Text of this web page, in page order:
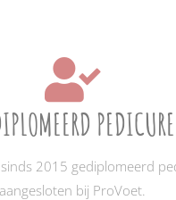
PEDICURE
2015 gediplomeerd
aangesloten bij ProVoet.